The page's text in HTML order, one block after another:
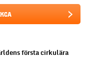
första cirkulära